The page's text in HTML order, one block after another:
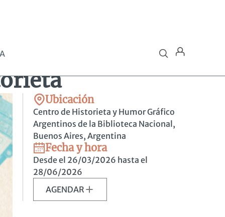
Ubicación
Centro de Historieta y Humor Gráfico
Argentinos de la Biblioteca Nacional,
Buenos Aires, Argentina
Fecha y hora
Desde el 26/03/2026 hasta el
28/06/2026
AGENDAR